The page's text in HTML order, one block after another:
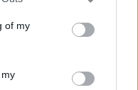
You may click to
its third-party tags to
in below Google
of myσε σύγκριση ακόμα
της εταιρείας.
με έναν